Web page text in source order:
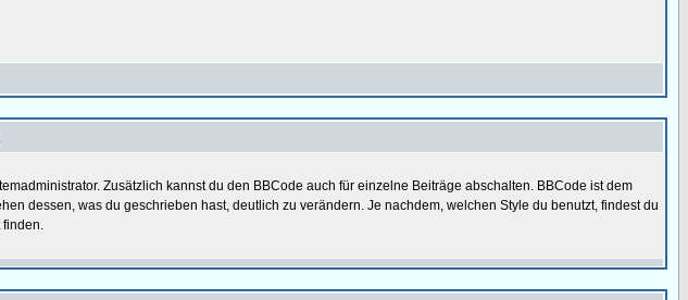
Zusätzlich kannst du den BBCode auch für einzelne Beiträge abschalten. BBCode ist dem
dessen, was du geschrieben hast, deutlich zu verändern. Je nachdem, welchen Style du benutzt, findest du
finden.